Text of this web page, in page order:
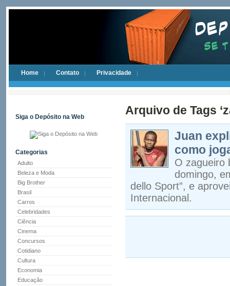
Home Contato Privacidade
Siga o Depósito na Web
Categorias
Adulto
Beleza e Moda
Big Brother
Brasil
Carros
Celebridades
Ciência
Cinema
Concursos
Cotidiano
Cultura
Economia
Educação
Arquivo de Tags
Juan
como
O zagueiro
domingo,
dello Sport”, e
Internacional.